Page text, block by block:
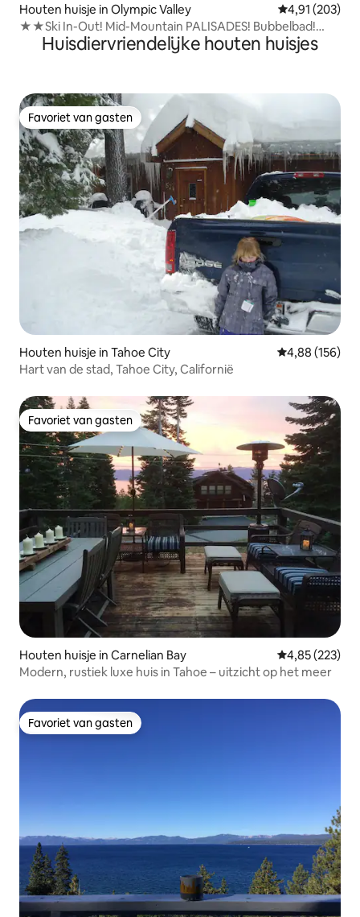
Houten huisje in Olympic Valley Gemiddelde
4,91 (203)
★★Ski In-Out! Mid-Mountain PALISADES! Bubbelbad!
★★Huisdiervriendelijke houten huisjes
Favoriet van gasten
Favoriet van gasten
Houten huisje in Tahoe City Gemiddelde
4,88 (156)
Hart van de stad, Tahoe City, Californië
Favoriet van gasten
Favoriet van gasten
Houten huisje in Carnelian Bay Gemiddelde
4,85 (223)
Modern, rustiek luxe huis in Tahoe – uitzicht op het meer
Favoriet van gasten
Favoriet van gasten